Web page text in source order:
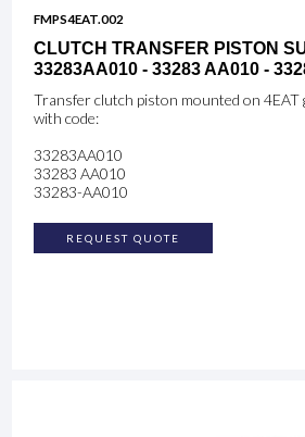
FMPS4EAT.002
CLUTCH TRANSFER PISTON
33283AA010 - 33283 AA010 -
Transfer clutch piston mounted on 4EAT
with code:
33283AA010
33283 AA010
33283-AA010
REQUEST QUOTE